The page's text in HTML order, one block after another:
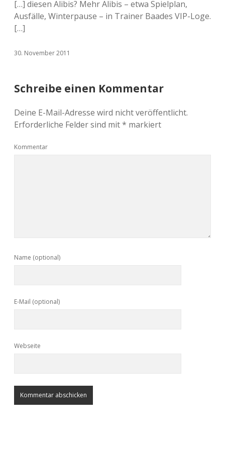
[…] diesen Alibis? Mehr Alibis – etwa Spielplan,
Ausfälle, Winterpause – in Trainer Baades VIP-Loge.
[…]
30. November 2011
Schreibe einen Kommentar
Deine E-Mail-Adresse wird nicht veröffentlicht.
Erforderliche Felder sind mit* markiert
Kommentar
Name (optional)
E-Mail (optional)
Webseite